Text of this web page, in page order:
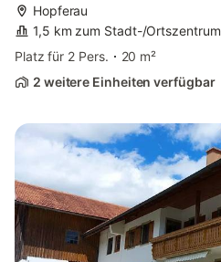
Hopferau
1,5 km zum Stadt-/Ortszentrum
Platz für 2 Pers.
20 m²
2 weitere Einheiten verfügbar